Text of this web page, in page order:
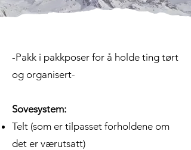
-Pakk i pakkposer for å holde ting tørt
og organisert-
Sovesystem:
Telt (som er tilpasset forholdene om
det er værutsatt)